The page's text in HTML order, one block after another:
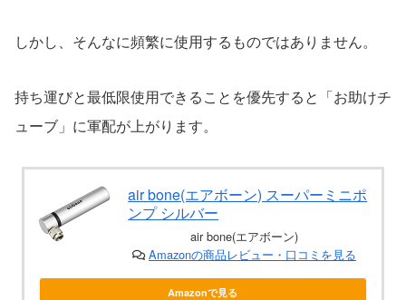
しかし、そんなに頻繁に使用するものではありません。
持ち運びと最低限使用できることを優先すると「お助けチ
ューブ」に軍配が上がります。
air bone(エアボーン) スーパーミニポ
ンプ シルバー
air bone(エアボーン)
Amazonの商品レビュー・口コミを見る
Amazonで見る